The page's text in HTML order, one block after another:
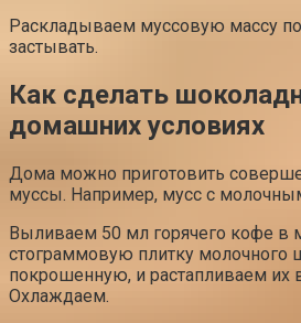
Раскладываем муссовую массу
застывать.
Как сделать
домашних условиях
Дома можно приготовить
муссы. Например, мусс с
Выливаем 50 мл горячего кофе в
стограммовую плитку молочного
покрошенную, и растапливаем их
Охлаждаем.